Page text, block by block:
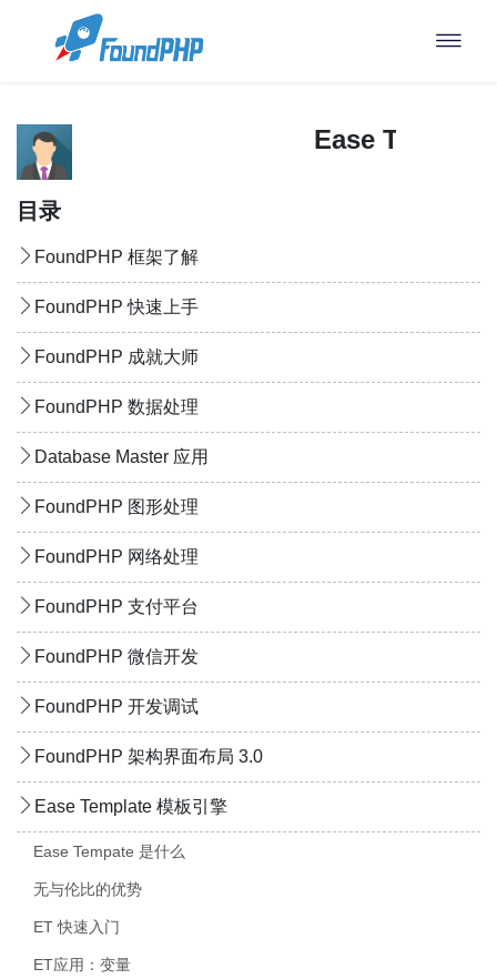
Ease Template
目录
FoundPHP 框架了解
FoundPHP 快速上手
FoundPHP 成就大师
FoundPHP 数据处理
Database Master 应用
FoundPHP 图形处理
FoundPHP 网络处理
FoundPHP 支付平台
FoundPHP 微信开发
FoundPHP 开发调试
FoundPHP 架构界面布局 3.0
Ease Template 模板引擎
Ease Tempate 是什么
无与伦比的优势
ET 快速入门
ET应用：变量